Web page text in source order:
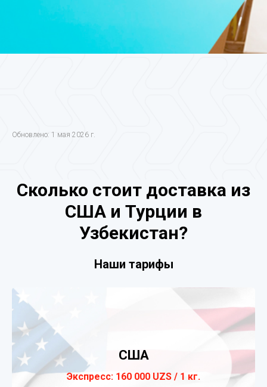
Обновлено: 1 мая 2026 г.
Сколько стоит доставка из
США и Турции в
Узбекистан?
Наши тарифы
США
Экспресс: 160 000 UZS / 1 кг.